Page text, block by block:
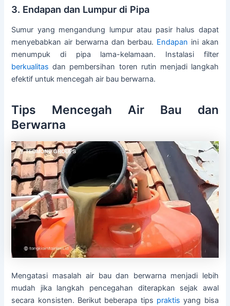
3. Endapan dan Lumpur di Pipa
Sumur yang mengandung lumpur atau pasir halus dapat
menyebabkan air berwarna dan berbau. Endapan ini akan
menumpuk di pipa lama-kelamaan. Instalasi filter
berkualitas dan pembersihan toren rutin menjadi langkah
efektif untuk mencegah air bau berwarna.
Tips Mencegah Air Bau dan
Berwarna
Mengatasi masalah air bau dan berwarna menjadi lebih
mudah jika langkah pencegahan diterapkan sejak awal
secara konsisten. Berikut beberapa tips praktis yang bisa